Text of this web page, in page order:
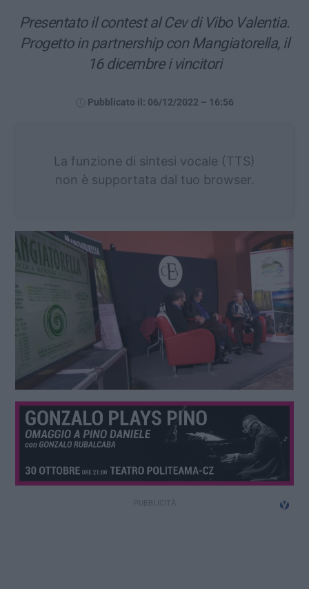
Presentato il contest al Cev di Vibo Valentia.
Progetto in partnership con Mangiatorella, il
16 dicembre i vincitori
Pubblicato il: 06/12/2022 – 16:56
La funzione di sintesi vocale (TTS)
non è supportata dal tuo browser.